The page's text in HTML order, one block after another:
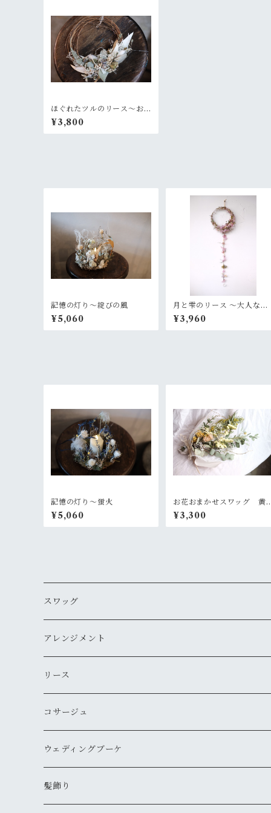
ほぐれたツルのリース〜お
気に入りの白いセーター
¥3,800
記憶の灯り〜綻びの風
¥5,060
月と雫のリース 〜大人なピ
ンクパープル
¥3,960
記憶の灯り〜蛍火
¥5,060
お花おまかせスワッグ 黄
色×グリーン系
¥3,300
スワッグ
アレンジメント
リース
コサージュ
ウェディングブーケ
髪飾り